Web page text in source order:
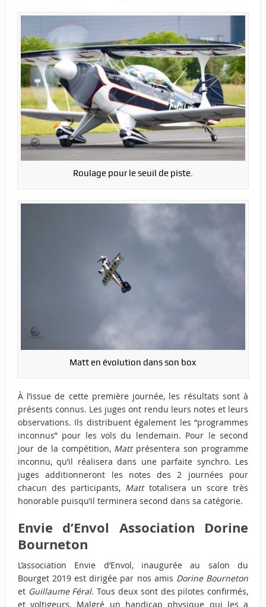
Roulage pour le seuil de piste.
Matt en évolution dans son box
À l’issue de cette première journée, les résultats sont à
présents connus. Les juges ont rendu leurs notes et leurs
observations. Ils distribuent également les “programmes
inconnus” pour les vols du lendemain. Pour le second
jour de la compétition,Mattprésentera son programme
inconnu, qu’il réalisera dans une parfaite synchro. Les
juges additionneront les notes des 2 journées pour
chacun des participants, Matt totalisera un score très
honorable puisqu’il terminera second dans sa catégorie.
Envie d’Envol Association Dorine
Bourneton
L’association Envie d’Envol, inaugurée au salon du
Bourget 2019 est dirigée par nos amis Dorine Bourneton
et Guillaume Féral. Tous deux sont des pilotes confirmés,
et voltigeurs. Malgré un handicap physique qui les a